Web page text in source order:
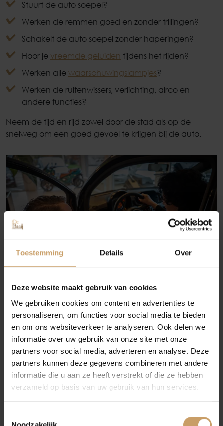
Toestemming Details Over
Deze website maakt gebruik van cookies
We gebruiken cookies om content en advertenties te
personaliseren, om functies voor social media te bieden
en om ons websiteverkeer te analyseren. Ook delen we
informatie over uw gebruik van onze site met onze
partners voor social media, adverteren en analyse. Deze
partners kunnen deze gegevens combineren met andere
informatie die u aan ze heeft verstrekt of die ze hebben
verzameld op basis van uw gebruik van hun services.
Noodzakelijk
Stuurt de auto soepel?
Werken de remmen goed en zonder trillingen?
Schakelt de auto soepel zonder haperingen?
Hoor je vreemde geluiden tijdens het rijden?
Werken alle waarschuwingslampjes?
Werken de ruitenwissers, verlichting, airco en
andere functies?
Neem de tijd en rijd zowel door de stad als op de
snelweg om een goed gevoel te krijgen bij de auto.
6. Let op APK, garantie en aflevervoorwaarden
Een geldige APK zegt iets over de technische staat van
de auto, maar betekent niet altijd dat er geen
toekomstige problemen kunnen ontstaan. Vraag
daarom ook naar de garantievoorwaarden.
Wat biedt Autobedrijf de Baaij?
afleverpakketten. Het
Occasions
Autolease
Financiering
Autoverzekeringen
Verkoop
Auto onderhoud